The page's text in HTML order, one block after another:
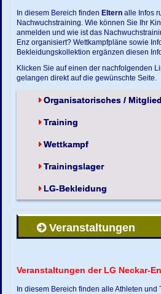
In diesem Bereich finden Eltern alle Infos
Nachwuchstraining. Wie können Sie Ihr
anmelden und wie ist das
Enz organisiert? Wettkampfpläne sowie
Bekleidungskollektion ergänzen diesen
Klicken Sie auf einen der nachfolgenden
gelangen direkt auf die gewünschte Seite.
Organisatorisches /
Training
Wettkampf
Trainingslager
LG-Bekleidung
Veranstaltungen
Veranstaltungen der LG Neckar-
In diesem Bereich finden alle Athleten und